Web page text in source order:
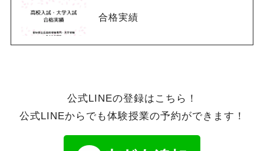
合格実績
公式LINEの登録はこちら！
公式LINEからでも体験授業の予約ができます！